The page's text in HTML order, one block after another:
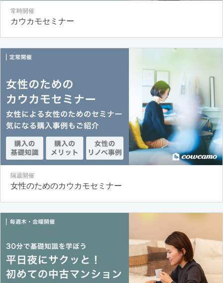
常時開催
カウカモセミナー
隔週開催
女性のためのカウカモセミナー